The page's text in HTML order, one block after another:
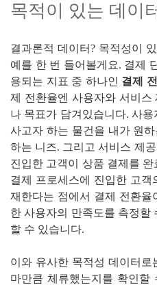
목적이 있는 데이
결과론적 데이터? 목적성이
예를 한 번 들어볼게요. 결제
용되는 지표 중 하나인 결제
제 전환율엔 사용자와 서비스
나 목표가 담겨있습니다. 사
사고자 하는 물건을 내가 원
하는 니즈. 그리고 서비스 제
진입한 고객이 상품 결제를
결제 프로세스에 진입한 고
재한다는 점에서 결제 전환율
한 사용자의 만족도를 측정할
할 수 있습니다.
이와 유사한 목적성 데이터로
마만큼 체류했는지를 확인할